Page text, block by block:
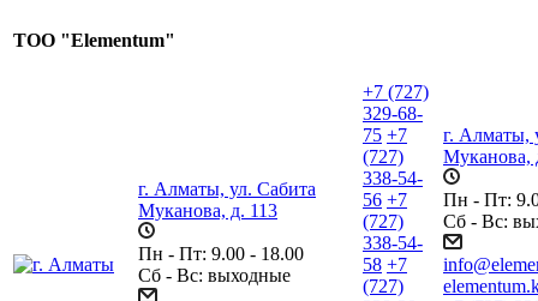
ТОО "Elementum"
г. Алматы, ул. Сабита
Муканова, д. 113
Пн - Пт: 9.00 - 18.00
Сб - Вс: выходные
+7 (727)
329-68-
75 +7
(727)
338-54-
56 +7
(727)
338-54-
58 +7
(727)
г. Алматы,
Муканова,
Пн - Пт:
Сб - Вс: